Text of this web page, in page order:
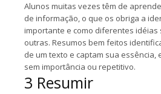
Alunos muitas vezes têm de
de informação, o que os obriga a
importante e como diferentes idéias
outras. Resumos bem feitos
de um texto e captam sua essência,
sem importância ou repetitivo.
3 Resumir